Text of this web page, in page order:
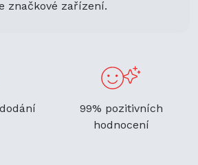
značkové zařízení.
99% pozitivních
hodnocení